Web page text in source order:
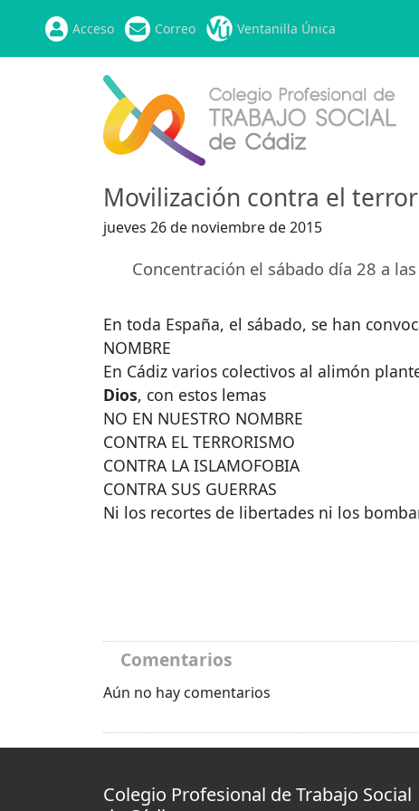
Acceso Correo Ventanilla Única
Movilización contra el
jueves 26 de noviembre de 2015
Concentración el sábado día 28 a
En toda España, el sábado, se han
NOMBRE
En Cádiz varios colectivos al alimón
Dios, con estos lemas
NO EN NUESTRO NOMBRE
CONTRA EL TERRORISMO
CONTRA LA ISLAMOFOBIA
CONTRA SUS GUERRAS
Ni los recortes de libertades ni los
Comentarios
Aún no hay comentarios
Colegio Profesional de Trabajo Social